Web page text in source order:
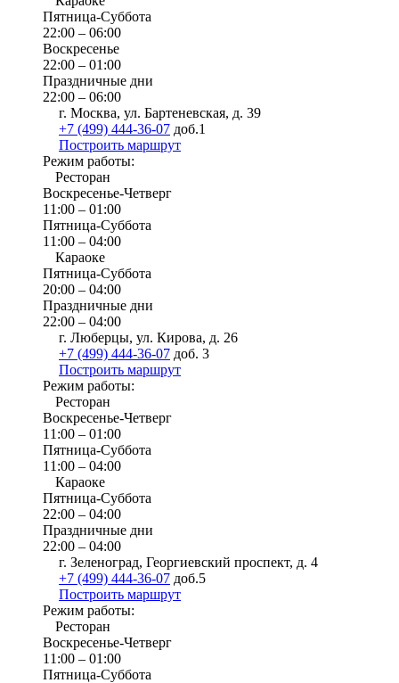
Пятница-Суббота
22:00 – 06:00
Воскресенье
22:00 – 01:00
Праздничные дни
22:00 – 06:00
г. Москва, ул. Бартеневская, д. 39
+7 (499) 444-36-07 доб.1
Построить маршрут
Режим работы:
Ресторан
Воскресенье-Четверг
11:00 – 01:00
Пятница-Суббота
11:00 – 04:00
Караоке
Пятница-Суббота
20:00 – 04:00
Праздничные дни
22:00 – 04:00
г. Люберцы, ул. Кирова, д. 26
+7 (499) 444-36-07 доб. 3
Построить маршрут
Режим работы:
Ресторан
Воскресенье-Четверг
11:00 – 01:00
Пятница-Суббота
11:00 – 04:00
Караоке
Пятница-Суббота
22:00 – 04:00
Праздничные дни
22:00 – 04:00
г. Зеленоград, Георгиевский проспект, д. 4
+7 (499) 444-36-07 доб.5
Построить маршрут
Режим работы:
Ресторан
Воскресенье-Четверг
11:00 – 01:00
Пятница-Суббота